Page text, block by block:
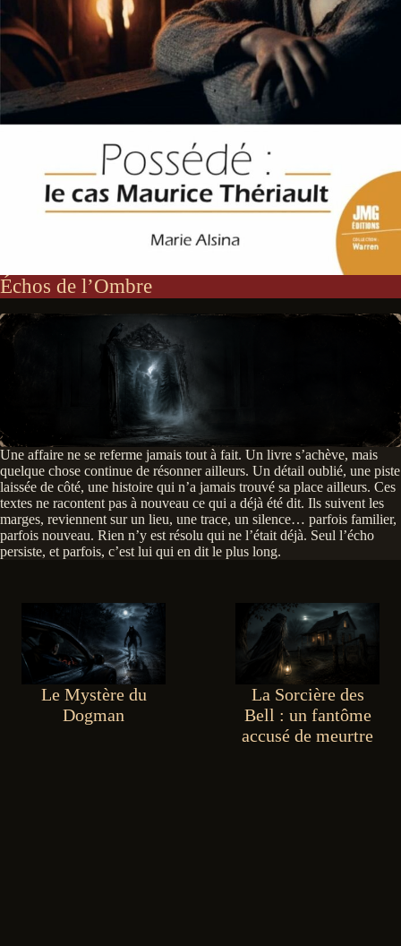
Échos de l’Ombre
Une affaire ne se referme jamais tout à fait. Un livre s’achève, mais
quelque chose continue de résonner ailleurs. Un détail oublié, une piste
laissée de côté, une histoire qui n’a jamais trouvé sa place ailleurs. Ces
textes ne racontent pas à nouveau ce qui a déjà été dit. Ils suivent les
marges, reviennent sur un lieu, une trace, un silence… parfois familier,
parfois nouveau. Rien n’y est résolu qui ne l’était déjà. Seul l’écho
persiste, et parfois, c’est lui qui en dit le plus long.
Le Mystère du
Dogman
La Sorcière des
Bell : un fantôme
accusé de meurtre